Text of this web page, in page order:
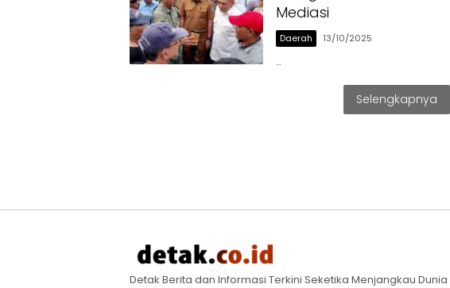
Mediasi
Daerah 13/10/2025
…
Selengkapnya
Detak Berita dan Informasi Terkini Seketika Menjangkau Dunia